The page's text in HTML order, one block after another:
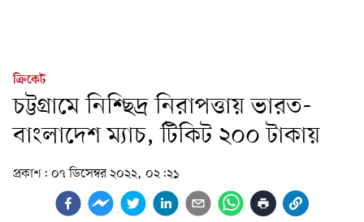
ক্রিকেট
চট্টগ্রামে নিশ্ছিদ্র নিরাপত্তায় ভারত-
বাংলাদেশ ম্যাচ, টিকিট ২০০ টাকায়
প্রকাশ: ০৭ ডিসেম্বর ২০২২, ০২:২১